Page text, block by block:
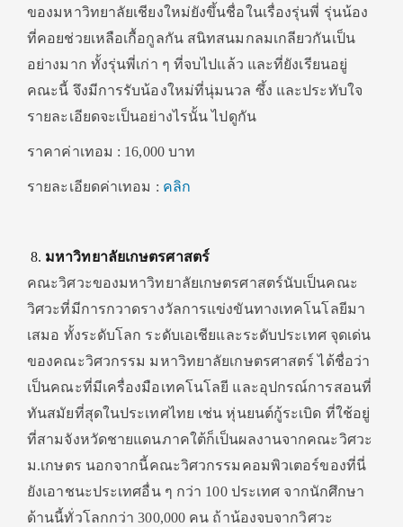
ของมหาวิทยาลัยเชียงใหม่ยังขึ้นชื่อในเรื่องรุ่นพี่ รุ่นน้อง
ที่คอยช่วยเหลือเกื้อกูลกัน สนิทสนมกลมเกลียวกันเป็น
อย่างมาก ทั้งรุ่นพี่เก่า ๆ ที่จบไปแล้ว และที่ยังเรียนอยู่
คณะนี้ จึงมีการรับน้องใหม่ที่นุ่มนวล ซึ้ง และประทับใจ
รายละเอียดจะเป็นอย่างไรนั้น ไปดูกัน
ราคาค่าเทอม : 16,000 บาท
รายละเอียดค่าเทอม : คลิก
มหาวิทยาลัยเกษตรศาสตร์
คณะวิศวะของมหาวิทยาลัยเกษตรศาสตร์นับเป็นคณะ
วิศวะที่มีการกวาดรางวัลการแข่งขันทางเทคโนโลยีมา
เสมอ ทั้งระดับโลก ระดับเอเชียและระดับประเทศ จุดเด่น
ของคณะวิศวกรรม มหาวิทยาลัยเกษตรศาสตร์ ได้ชื่อว่า
เป็นคณะที่มีเครื่องมือเทคโนโลยี และอุปกรณ์การสอนที่
ทันสมัยที่สุดในประเทศไทย เช่น หุ่นยนต์กู้ระเบิด ที่ใช้อยู่
ที่สามจังหวัดชายแดนภาคใต้ก็เป็นผลงานจากคณะวิศวะ
ม.เกษตร นอกจากนี้คณะวิศวกรรมคอมพิวเตอร์ของที่นี่
ยังเอาชนะประเทศอื่น ๆ กว่า 100 ประเทศ จากนักศึกษา
ด้านนี้ทั่วโลกกว่า 300,000 คน ถ้าน้องจบจากวิศวะ